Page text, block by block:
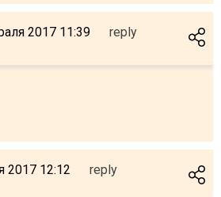
2017 11:39 reply
2017 12:12 reply